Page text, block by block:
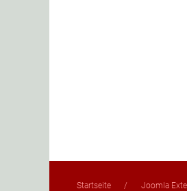
Startseite Joomla